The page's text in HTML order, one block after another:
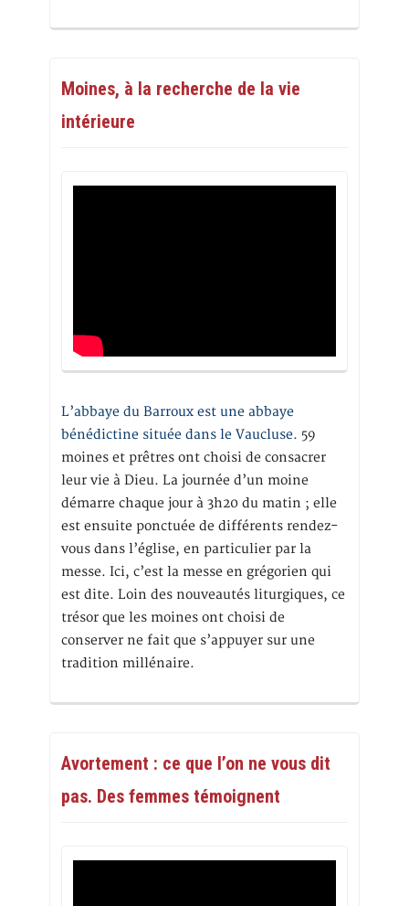
Moines, à la recherche de la vie
intérieure
L’abbaye du Barroux est une abbaye
bénédictine située dans le Vaucluse. 59
moines et prêtres ont choisi de consacrer
leur vie à Dieu. La journée d’un moine
démarre chaque jour à 3h20 du matin ; elle
est ensuite ponctuée de différents rendez-
vous dans l’église, en particulier par la
messe. Ici, c’est la messe en grégorien qui
est dite. Loin des nouveautés liturgiques, ce
trésor que les moines ont choisi de
conserver ne fait que s’appuyer sur une
tradition millénaire.
Avortement : ce que l’on ne vous dit
pas. Des femmes témoignent